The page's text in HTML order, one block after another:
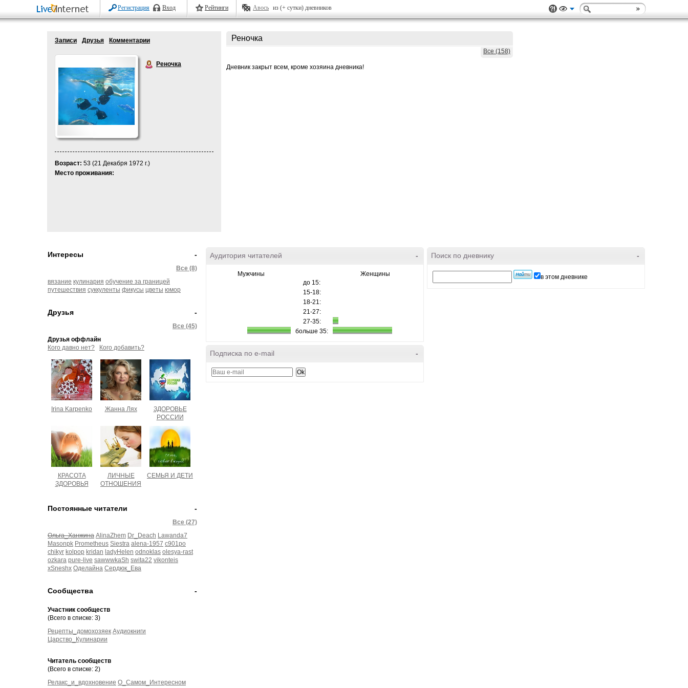
Регистрация Вход Рейтинги Авось из (+ сутки) дневников
Записи Друзья Комментарии
Реночка
Возраст: 53 (21 Декабря 1972 г.)
Место проживания:
Реночка
Все (158)
Дневник закрыт всем, кроме хозяина дневника!
-
Интересы
Все (8)
вязание кулинария обучение за границей
путешествия суккуленты фикусы цветы юмор
-
Друзья
Все (45)
Друзья оффлайн
Кого давно нет?
Кого добавить?
Irina Karpenko Жанна Лях
ЗДОРОВЬЕ
РОССИИ
КРАСОТА
ЗДОРОВЬЯ
ЛИЧНЫЕ
ОТНОШЕНИЯ
СЕМЬЯ И ДЕТИ
-
Постоянные читатели
Все (27)
Ольга_Ханжина AlinaZhem Dr_Deach Lawanda7
Masonpk Prometheus Siestra alena-1957 c901po
chikyr kolpop kridan ladyHelen odnoklas olesya-rast
ozkara pure-live sawwwkaSh swita22 vikonteis
xSneshx Оделайна Сердюк_Ева
-
Сообщества
Участник сообществ
(Всего в списке: 3)
Рецепты_домохозяек Аудиокниги
Царство_Кулинарии
Читатель сообществ
(Всего в списке: 2)
Релакс_и_вдохновение О_Самом_Интересном
-
Аудитория читателей
Мужчины
Женщины
до 15:
15-18:
18-21:
21-27:
27-35:
больше 35:
-
Подписка по e-mail
-
Поиск по дневнику
в этом дневнике